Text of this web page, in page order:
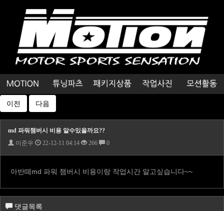
이전 다음
md 파워챔버시 비용 알수있을까요??
이준우
22-12-11 04:14 266 0
아반떼md 파워 챔버시 비용이랑 작업시간 알고싶습니다~~
댓글목록